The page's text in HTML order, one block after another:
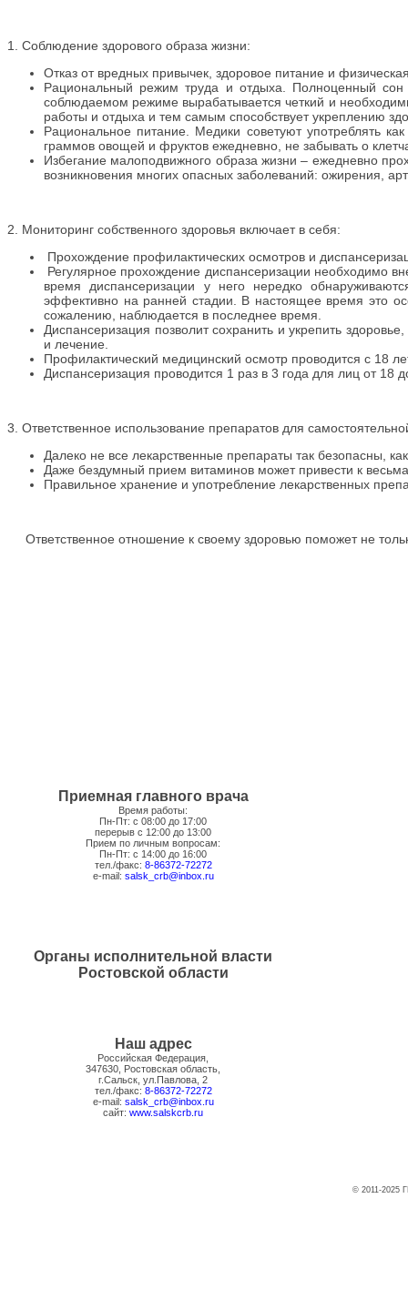
1. Соблюдение здорового образа жизни:
Отказ от вредных привычек, здоровое питание и
Рациональный режим труда и отдыха. Полноценный
соблюдаемом режиме вырабатывается четкий и
работы и отдыха и тем самым способствует укреплению
Рациональное питание. Медики советуют употреблять
граммов овощей и фруктов ежедневно, не забывать о
Избегание малоподвижного образа жизни – ежедневно
возникновения многих опасных заболеваний: ожирения,
2. Мониторинг собственного здоровья включает в себя:
Прохождение профилактических осмотров и
Регулярное прохождение диспансеризации необходимо
время диспансеризации у него нередко
эффективно на ранней стадии. В настоящее время это
сожалению, наблюдается в последнее время.
Диспансеризация позволит сохранить и укрепить
и лечение.
Профилактический медицинский осмотр проводится с 18
Диспансеризация проводится 1 раз в 3 года для лиц от 18
3. Ответственное использование препаратов для
Далеко не все лекарственные препараты так безопасны,
Даже бездумный прием витаминов может привести к
Правильное хранение и употребление лекарственных
Ответственное отношение к своему здоровью поможет не
Приемная главного врача
Время работы:
Пн-Пт: с 08:00 до 17:00
перерыв с 12:00 до 13:00
Прием по личным вопросам:
Пн-Пт: с 14:00 до 16:00
тел./факс: 8-86372-72272
e-mail: salsk_crb@inbox.ru
Органы исполнительной власти
Ростовской области
Наш адрес
Российская Федерация,
347630, Ростовская область,
г.Сальск, ул.Павлова, 2
тел./факс: 8-86372-72272
e-mail: salsk_crb@inbox.ru
сайт: www.salskcrb.ru
© 2011-2025